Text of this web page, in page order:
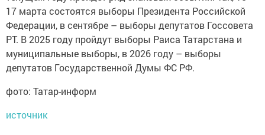
17 марта состоятся выборы Президента Российской
Федерации, в сентябре – выборы депутатов Госсовета
РТ. В 2025 году пройдут выборы Раиса Татарстана и
муниципальные выборы, в 2026 году – выборы
депутатов Государственной Думы ФС РФ.
фото: Татар-информ
источник